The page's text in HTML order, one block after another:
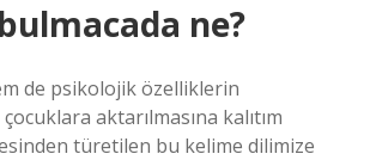
ne?
de psikolojik özelliklerin
aktarılmasına kalıtım
türetilen bu kelime dilimize